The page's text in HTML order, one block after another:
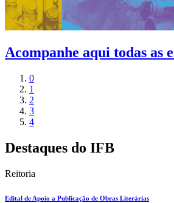
Acompanhe aqui todas as
0
1
2
3
4
Destaques do IFB
Reitoria
Edital de Apoio a Publicação de Obras Literárias